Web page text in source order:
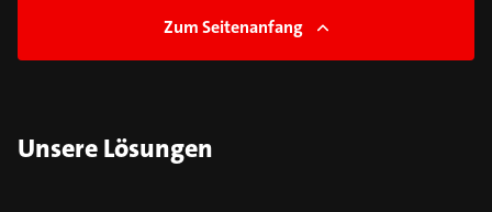
Zum Seitenanfang
Unsere Lösungen